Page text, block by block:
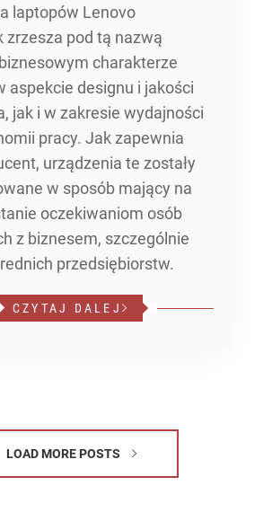
laptopów Lenovo
zrzesza pod tą nazwą
charakterze
aspekcie designu i jakości
jak i w zakresie wydajności
pracy. Jak zapewnia
urządzenia te zostały
w sposób mający na
oczekiwaniom osób
z biznesem, szczególnie
przedsiębiorstw.
CZYTAJ DALEJ
LOAD MORE POSTS